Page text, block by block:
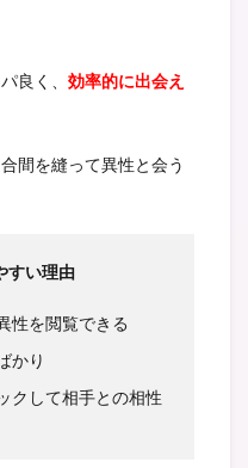
良く、 効率的に出会え
間を縫って異性と会う
すい理由
性を閲覧できる
かり
クして相手との相性